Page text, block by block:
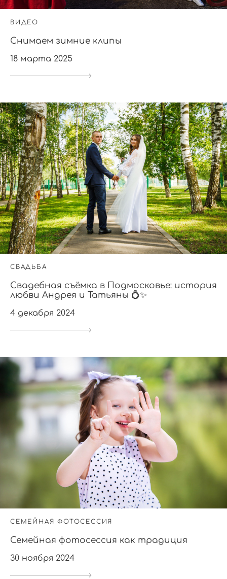
ВИДЕО
Снимаем зимние клипы
18 марта 2025
СВАДЬБА
Свадебная съёмка в Подмосковье: история
любви Андрея и Татьяны 💍✨
4 декабря 2024
СЕМЕЙНАЯ ФОТОСЕССИЯ
Семейная фотосессия как традиция
30 ноября 2024